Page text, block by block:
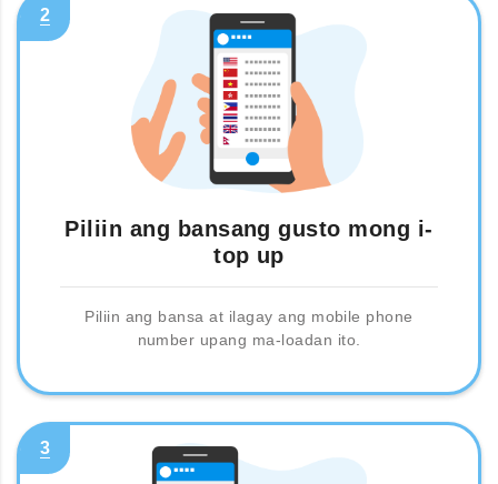
2
Piliin ang bansang gusto mong i-
top up
Piliin ang bansa at ilagay ang mobile phone
number upang ma-loadan ito.
3